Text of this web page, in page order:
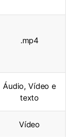
.mp4
Áudio, Vídeo e
texto
Vídeo